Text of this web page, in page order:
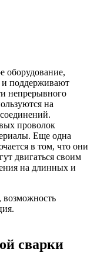
оборудование,
и поддерживают
непрерывного
на
проволок
Еще одна
в том, что они
двигаться своим
на длинных и
возможность
сварки